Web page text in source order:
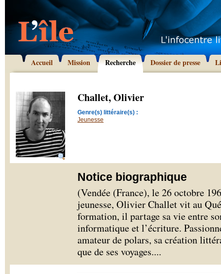
Accueil Mission Recherche Dossier de presse
Challet, Olivier
Genre(s) littéraire(s) :
Jeunesse
Notice biographique
(Vendée (France), le 26 octobre
jeunesse, Olivier Challet vit au
formation, il partage sa vie entre
informatique et l’écriture.
amateur de polars, sa création
que de ses voyages....